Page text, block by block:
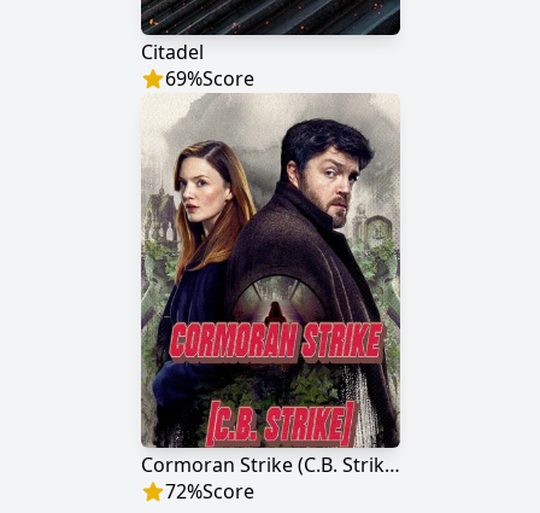
Citadel
69%Score
Cormoran Strike (C.B. Strike)
72%Score